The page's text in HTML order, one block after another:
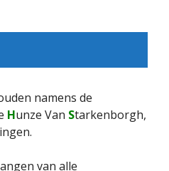
namens de
Hunze Van Starkenborgh,
van alle